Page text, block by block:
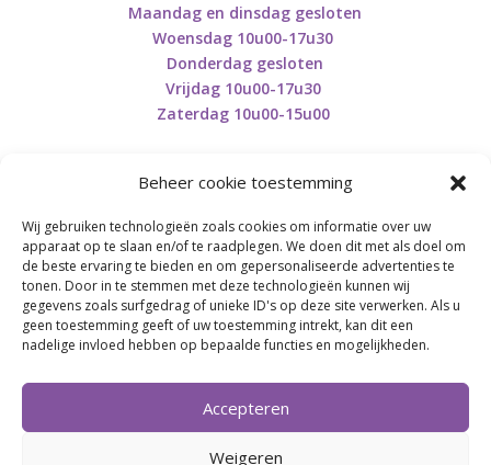
Beheer cookie toestemming
Wij gebruiken technologieën zoals cookies om informatie over uw
apparaat op te slaan en/of te raadplegen. We doen dit met als doel om
de beste ervaring te bieden en om gepersonaliseerde advertenties te
tonen. Door in te stemmen met deze technologieën kunnen wij
gegevens zoals surfgedrag of unieke ID's op deze site verwerken. Als u
geen toestemming geeft of uw toestemming intrekt, kan dit een
nadelige invloed hebben op bepaalde functies en mogelijkheden.
Accepteren
Weigeren
Maandag en dinsdag gesloten
Woensdag 10u00-17u30
Donderdag gesloten
Vrijdag 10u00-17u30
Zaterdag 10u00-15u00
Retourneren en herroepen
BE0746.853.082
BREI- EN HAAK-ATELJEE
Momenteel on hold wegens medische reden.
Heropstart september.